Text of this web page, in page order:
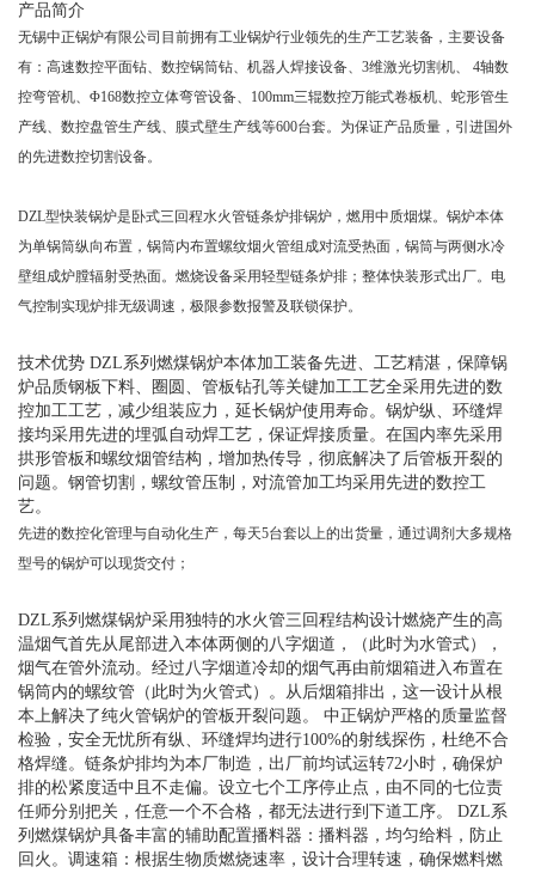
产品简介
无锡中正锅炉有限公司目前拥有工业锅炉行业领先的生产工艺装备，主要设备
有：高速数控平面钻、数控锅筒钻、机器人焊接设备、3维激光切割机、 4轴数
控弯管机、Φ168数控立体弯管设备、100mm三辊数控万能式卷板机、蛇形管生
产线、数控盘管生产线、膜式壁生产线等600台套。为保证产品质量，引进国外
的先进数控切割设备。
DZL型快装锅炉是卧式三回程水火管链条炉排锅炉，燃用中质烟煤。锅炉本体
为单锅筒纵向布置，锅筒内布置螺纹烟火管组成对流受热面，锅筒与两侧水冷
壁组成炉膛辐射受热面。燃烧设备采用轻型链条炉排；整体快装形式出厂。电
气控制实现炉排无级调速，极限参数报警及联锁保护。
技术优势 DZL系列燃煤锅炉本体加工装备先进、工艺精湛，保障锅
炉品质钢板下料、圈圆、管板钻孔等关键加工工艺全采用先进的数
控加工工艺，减少组装应力，延长锅炉使用寿命。锅炉纵、环缝焊
接均采用先进的埋弧自动焊工艺，保证焊接质量。在国内率先采用
拱形管板和螺纹烟管结构，增加热传导，彻底解决了后管板开裂的
问题。钢管切割，螺纹管压制，对流管加工均采用先进的数控工
艺。
先进的数控化管理与自动化生产，每天5台套以上的出货量，通过调剂大多规格
型号的锅炉可以现货交付；
DZL系列燃煤锅炉采用独特的水火管三回程结构设计燃烧产生的高
温烟气首先从尾部进入本体两侧的八字烟道，（此时为水管式），
烟气在管外流动。经过八字烟道冷却的烟气再由前烟箱进入布置在
锅筒内的螺纹管（此时为火管式）。从后烟箱排出，这一设计从根
本上解决了纯火管锅炉的管板开裂问题。 中正锅炉严格的质量监督
检验，安全无忧所有纵、环缝焊均进行100%的射线探伤，杜绝不合
格焊缝。链条炉排均为本厂制造，出厂前均试运转72小时，确保炉
排的松紧度适中且不走偏。设立七个工序停止点，由不同的七位责
任师分别把关，任意一个不合格，都无法进行到下道工序。 DZL系
列燃煤锅炉具备丰富的辅助配置播料器：播料器，均匀给料，防止
回火。调速箱：根据生物质燃烧速率，设计合理转速，确保燃料燃